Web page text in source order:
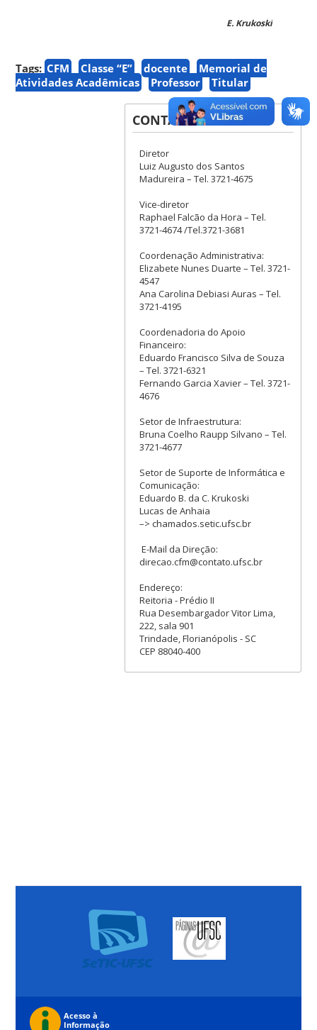
E. Krukoski
Tags: CFM Classe “E” docente
Memorial de
Atividades Acadêmicas
Professor Titular
CONTATOS
Diretor
Luiz Augusto dos Santos
Madureira – Tel. 3721-4675
Vice-diretor
Raphael Falcão da Hora – Tel.
3721-4674 /Tel.3721-3681
Coordenação Administrativa:
Elizabete Nunes Duarte – Tel. 3721-
4547
Ana Carolina Debiasi Auras – Tel.
3721-4195
Coordenadoria do Apoio
Financeiro:
Eduardo Francisco Silva de Souza
– Tel. 3721-6321
Fernando Garcia Xavier – Tel. 3721-
4676
Setor de Infraestrutura:
Bruna Coelho Raupp Silvano – Tel.
3721-4677
Setor de Suporte de Informática e
Comunicação:
Eduardo B. da C. Krukoski
Lucas de Anhaia
–> chamados.setic.ufsc.br
E-Mail da Direção:
direcao.cfm@contato.ufsc.br
Endereço:
Reitoria - Prédio II
Rua Desembargador Vitor Lima,
222, sala 901
Trindade, Florianópolis - SC
CEP 88040-400